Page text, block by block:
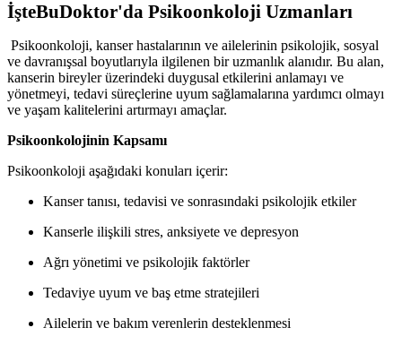
İşteBuDoktor'da Psikoonkoloji Uzmanları
Psikoonkoloji, kanser hastalarının ve ailelerinin psikolojik, sosyal
ve davranışsal boyutlarıyla ilgilenen bir uzmanlık alanıdır. Bu alan,
kanserin bireyler üzerindeki duygusal etkilerini anlamayı ve
yönetmeyi, tedavi süreçlerine uyum sağlamalarına yardımcı olmayı
ve yaşam kalitelerini artırmayı amaçlar.
Psikoonkolojinin Kapsamı
Psikoonkoloji aşağıdaki konuları içerir:
Kanser tanısı, tedavisi ve sonrasındaki psikolojik etkiler
Kanserle ilişkili stres, anksiyete ve depresyon
Ağrı yönetimi ve psikolojik faktörler
Tedaviye uyum ve baş etme stratejileri
Ailelerin ve bakım verenlerin desteklenmesi